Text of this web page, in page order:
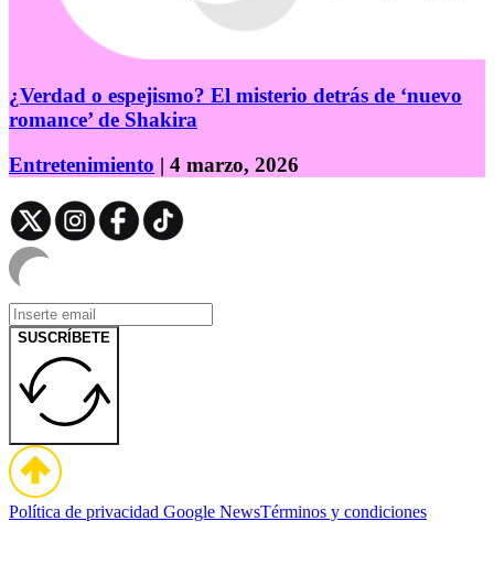
¿Verdad o espejismo? El misterio detrás de ‘nuevo
romance’ de Shakira
Entretenimiento | 4 marzo, 2026
SUSCRÍBETE
Política de privacidad Google NewsTérminos y condiciones